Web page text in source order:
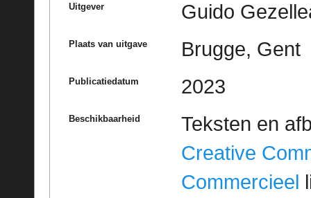
Uitgever Guido
Plaats van uitgave Brugge, Gent
Publicatiedatum 2023
Beschikbaarheid
Teksten en
Creative
Commercieel